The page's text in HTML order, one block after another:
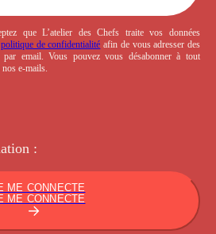
que L’atelier des Chefs traite vos données
politique de confidentialité afin de vous adresser des
par email. Vous pouvez vous désabonner à tout
e-mails.
:
ME CONNECTE
ME CONNECTE